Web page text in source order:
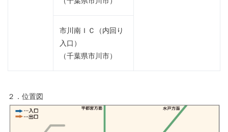
市川南ＩＣ（内回り
入口）
（千葉県市川市）
２．位置図